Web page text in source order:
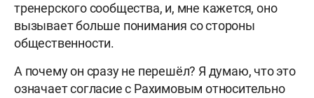
тренерского сообщества, и, мне кажется, оно
вызывает больше понимания со стороны
общественности.
А почему он сразу не перешёл? Я думаю, что это
означает согласие с Рахимовым относительно